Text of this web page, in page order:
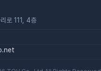
로 111, 4층